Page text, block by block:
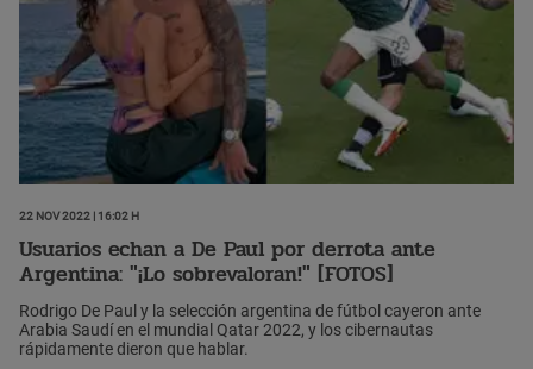
22 Nov 2022 | 16:02 h
Usuarios echan a De Paul por derrota ante
Argentina: "¡Lo sobrevaloran!" [FOTOS]
Rodrigo De Paul y la selección argentina de fútbol cayeron ante
Arabia Saudí en el mundial Qatar 2022, y los cibernautas
rápidamente dieron que hablar.